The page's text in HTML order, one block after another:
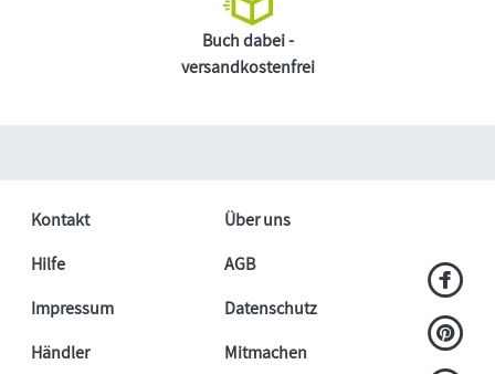
Buch dabei -
versandkostenfrei
Kontakt
Über uns
Hilfe
AGB
Impressum
Datenschutz
Händler
Mitmachen